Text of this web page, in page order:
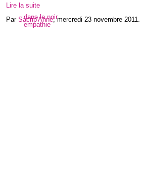
Lire la suite
Par Sacrip'Anne,mercredi 23 novembre 2011
dans le noir
empathie